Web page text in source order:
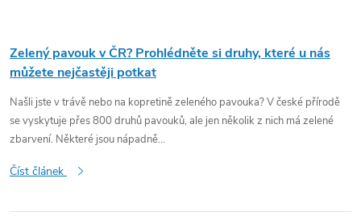
Zelený pavouk v ČR? Prohlédněte si druhy, které u nás
můžete nejčastěji potkat
Našli jste v trávě nebo na kopretině zeleného pavouka? V české přírodě
se vyskytuje přes 800 druhů pavouků, ale jen několik z nich má zelené
zbarvení. Některé jsou nápadně...
Číst článek